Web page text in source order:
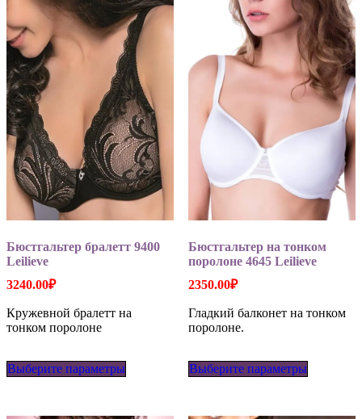
Опции
можно
выбрать
на
странице
товара.
Опции
можно
выбрать
на
странице
товара.
Бюстгальтер бралетт 9400
Leilieve
3240.00₽
Кружевной бралетт на
тонком поролоне
Выберите параметры
Бюстгальтер на тонком
поролоне 4645 Leilieve
2350.00₽
Гладкий балконет на тонком
поролоне.
Выберите параметры